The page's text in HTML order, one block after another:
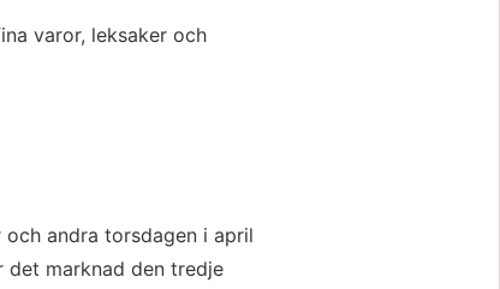
varor, leksaker och
andra torsdagen i april
marknad den tredje